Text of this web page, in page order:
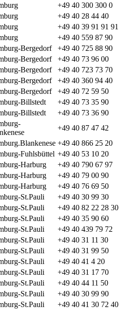
+49 40 300 300 0
+49 40 28 44 40
+49 40 39 91 91 91
+49 40 559 87 90
Bergedorf
+49 40 725 88 90
Bergedorf
+49 40 73 96 00
Bergedorf
+49 40 723 73 70
Bergedorf
+49 40 360 94 40
Bergedorf
+49 40 72 59 50
Billstedt
+49 40 73 35 90
Billstedt
+49 40 73 36 90
+49 40 87 47 42
+49 40 866 25 20
Fuhlsbüttel +49 40 53 10 20
Harburg
+49 40 790 67 97
Harburg
+49 40 79 00 90
Harburg
+49 40 76 69 50
St.Pauli
+49 40 30 99 30
St.Pauli
+49 40 82 22 28 30
St.Pauli
+49 40 35 90 60
St.Pauli
+49 40 439 79 72
St.Pauli
+49 40 31 11 30
St.Pauli
+49 40 31 99 50
St.Pauli
+49 40 41 4 20
St.Pauli
+49 40 31 17 70
St.Pauli
+49 40 44 11 50
St.Pauli
+49 40 30 99 90
St.Pauli
+49 40 41 30 72 40